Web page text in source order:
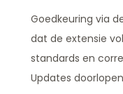
Goedkeuring via
dat de extensie
standards en
Updates